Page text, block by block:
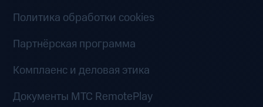
Политика обработки cookies
Партнёрская программа
Комплаенс и деловая этика
Документы MTC RemotePlay